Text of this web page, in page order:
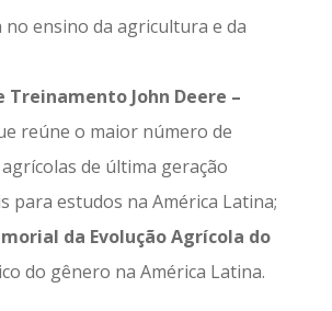
no ensino da agricultura e da
Treinamento John Deere –
reúne o maior número de
de última geração
para estudos na América Latina;
da Evolução Agrícola do
do gênero na América Latina.